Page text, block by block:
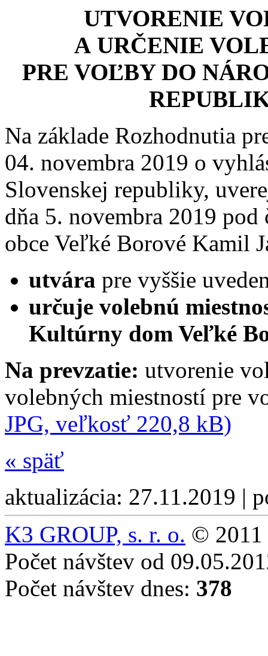
UTVORENIE
A URČENIE
PRE VOĽBY DO
Na základe Rozhodnutia
04. novembra 2019 o
Slovenskej republiky,
dňa 5. novembra 2019
obce Veľké Borové Kamil
utvára pre vyššie
určuje volebnú
Kultúrny dom Veľké
Na prevzatie: utvorenie
volebných miestností pre
JPG, veľkosť 220,8 kB)
« späť
aktualizácia: 27.11.2019 |
K3 GROUP, s. r. o. © 2011
Počet návštev od
Počet návštev dnes: 378